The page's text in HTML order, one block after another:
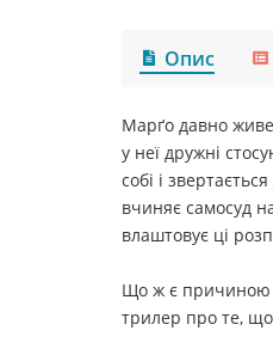
Опис
Марґо давно живе
у неї дружні
собі і
вчиняє самосуд
влаштовує ці
Що ж є причиною
трилер про те, що